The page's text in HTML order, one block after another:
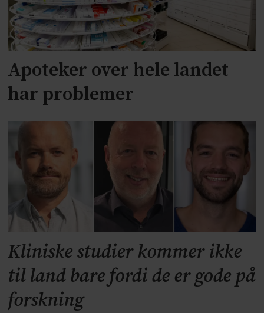
Apoteker over hele landet
har problemer
Kliniske studier kommer ikke
til land bare fordi de er gode på
forskning